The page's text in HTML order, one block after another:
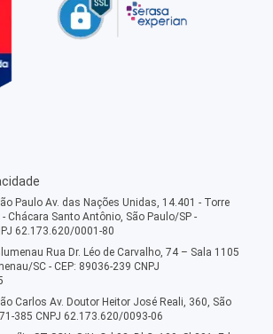
Paulo Av. das Nações Unidas, 14.401 - Torre
Chácara Santo Antônio, São Paulo/SP -
62.173.620/0001-80
Rua Dr. Léo de Carvalho, 74 – Sala 1105
SC - CEP: 89036-239 CNPJ
Carlos Av. Doutor Heitor José Reali, 360, São
385 CNPJ 62.173.620/0093-06